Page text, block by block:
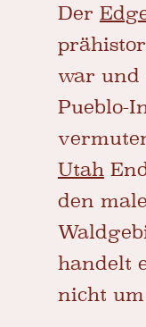
Der
war und
Pueblo-
Utah
den
handelt
nicht